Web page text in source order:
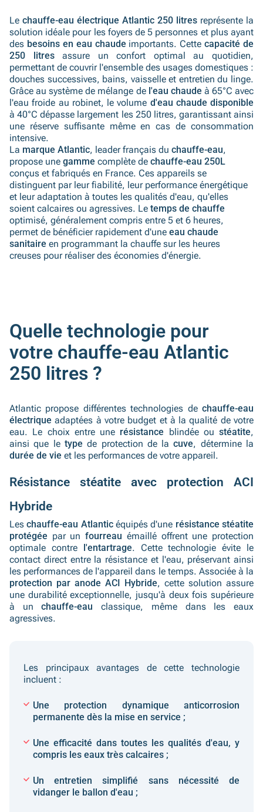
Le chauffe-eau électrique Atlantic 250 litres représente la
solution idéale pour les foyers de 5 personnes et plus ayant
des besoins en eau chaude importants. Cettecapacité de
250 litresassure un confort optimal au quotidien,
permettant de couvrir l'ensemble des usages domestiques :
douches successives, bains, vaisselle et entretien du linge.
Grâce au système de mélange de l'eau chaude à 65°C avec
l'eau froide au robinet, le volume d'eau chaude disponible
à 40°C dépasse largement les 250 litres, garantissant ainsi
une réserve suffisante même en cas de consommation
intensive.
La marque Atlantic, leader français du chauffe-eau,
propose une gamme complète de chauffe-eau 250L
conçus et fabriqués en France. Ces appareils se
distinguent par leur fiabilité, leur performance énergétique
et leur adaptation à toutes les qualités d'eau, qu'elles
soient calcaires ou agressives. Le temps de chauffe
optimisé, généralement compris entre 5 et 6 heures,
permet de bénéficier rapidement d'une eau chaude
sanitaire en programmant la chauffe sur les heures
creuses pour réaliser des économies d'énergie.
Quelle technologie pour
votre chauffe-eau Atlantic
250 litres ?
Atlantic propose différentes technologies de chauffe-eau
électrique adaptées à votre budget et à la qualité de votre
eau. Le choix entre une résistance blindée ou stéatite,
ainsi que le typede protection de lacuve, détermine la
durée de vie et les performances de votre appareil.
Résistance stéatite avec protection ACI
Hybride
Leschauffe-eau Atlanticéquipés d'une résistance stéatite
protégée par unfourreau émaillé offrent une protection
optimale contre
l'entartrage. Cette technologie évite le
contact direct entre la résistance et l'eau, préservant ainsi
les performances de l'appareil dans le temps. Associée à la
protection par anode ACI Hybride, cette solution assure
une durabilité exceptionnelle, jusqu'à deux fois supérieure
à unchauffe-eau classique, même dans les eaux
agressives.
Les principaux avantages de cette technologie
incluent :
Une protection dynamique anticorrosion
permanente dès la mise en service ;
Une efficacité dans toutes les qualités d'eau, y
compris les eaux très calcaires ;
Un entretien simplifié sans nécessité de
vidanger le ballon d'eau ;